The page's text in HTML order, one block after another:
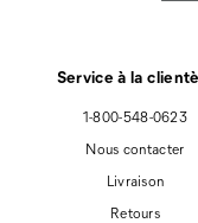
Service à la
1-800-548-0623
Nous contacter
Livraison
Retours